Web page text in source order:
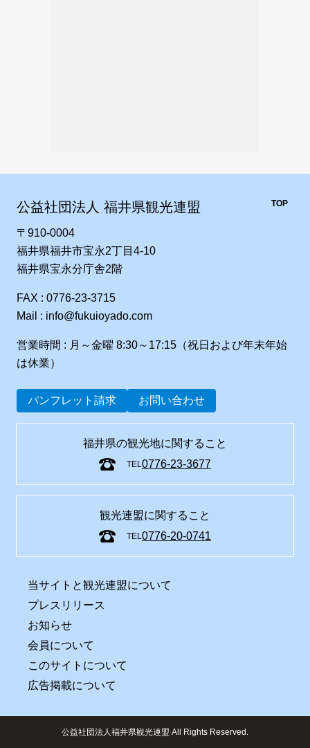
公益社団法人 福井県観光連盟
〒910-0004
福井県福井市宝永2丁目4-10
福井県宝永分庁舎2階
FAX : 0776-23-3715
Mail : info@fukuioyado.com
営業時間 : 月～金曜 8:30～17:15（祝日および年末年始
は休業）
パンフレット請求 お問い合わせ
福井県の観光地に関すること
TEL 0776-23-3677
観光連盟に関すること
TEL 0776-20-0741
当サイトと観光連盟について
プレスリリース
お知らせ
会員について
このサイトについて
広告掲載について
TOP
公益社団法人福井県観光連盟 All Rights Reserved.